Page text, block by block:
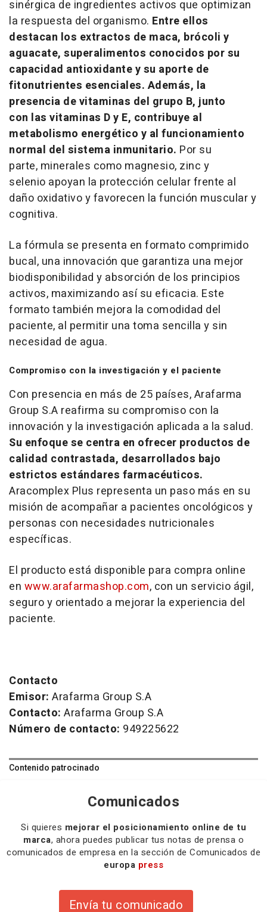
sinérgica de ingredientes activos que optimizan
la respuesta del organismo. Entre ellos
destacan los extractos de maca, brócoli y
aguacate, superalimentos conocidos por su
capacidad antioxidante y su aporte de
fitonutrientes esenciales. Además, la
presencia de vitaminas del grupo B, junto
con las vitaminas D y E, contribuye al
metabolismo energético y al funcionamiento
normal del sistema inmunitario. Por su
parte, minerales como magnesio, zinc y
selenio apoyan la protección celular frente al
daño oxidativo y favorecen la función muscular y
cognitiva.
La fórmula se presenta en formato comprimido
bucal, una innovación que garantiza una mejor
biodisponibilidad y absorción de los principios
activos, maximizando así su eficacia. Este
formato también mejora la comodidad del
paciente, al permitir una toma sencilla y sin
necesidad de agua.
Compromiso con la investigación y el paciente
Con presencia en más de 25 países, Arafarma
Group S.A reafirma su compromiso con la
innovación y la investigación aplicada a la salud.
Su enfoque se centra en ofrecer productos de
calidad contrastada, desarrollados bajo
estrictos estándares farmacéuticos.
Aracomplex Plus representa un paso más en su
misión de acompañar a pacientes oncológicos y
personas con necesidades nutricionales
específicas.
El producto está disponible para compra online
en www.arafarmashop.com, con un servicio ágil,
seguro y orientado a mejorar la experiencia del
paciente.
Contacto
Emisor: Arafarma Group S.A
Contacto: Arafarma Group S.A
Número de contacto: 949225622
Contenido patrocinado
Comunicados
Si quieres mejorar el posicionamiento online de tu
marca, ahora puedes publicar tus notas de prensa o
comunicados de empresa en la sección de Comunicados de
europa press
Envía tu comunicado